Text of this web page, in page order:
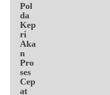
Pol
da
Kep
ri
Aka
n
Pro
ses
Cep
at